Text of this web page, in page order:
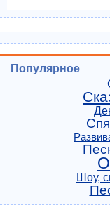
Популярное
Шоу,